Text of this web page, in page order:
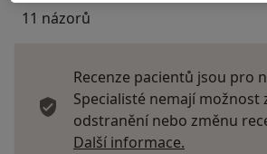
11 názorů
Recenze pacientů jsou pro
Specialisté nemají možnost
odstranění nebo změnu
Další informace.